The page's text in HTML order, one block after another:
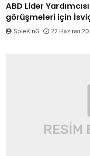
ABD Lider
görüşmeleri için
SoleKinG 22 Haziran